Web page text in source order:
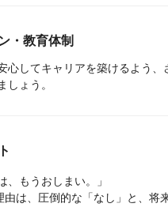
・教育体制
心してキャリアを築けるよう
しょう。
、もうおしまい。」
は、圧倒的な「なし」と、将